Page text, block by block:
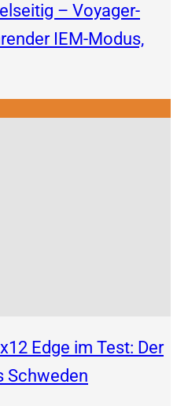
– Voyager-
IEM-Modus,
Edge im Test: Der
Schweden